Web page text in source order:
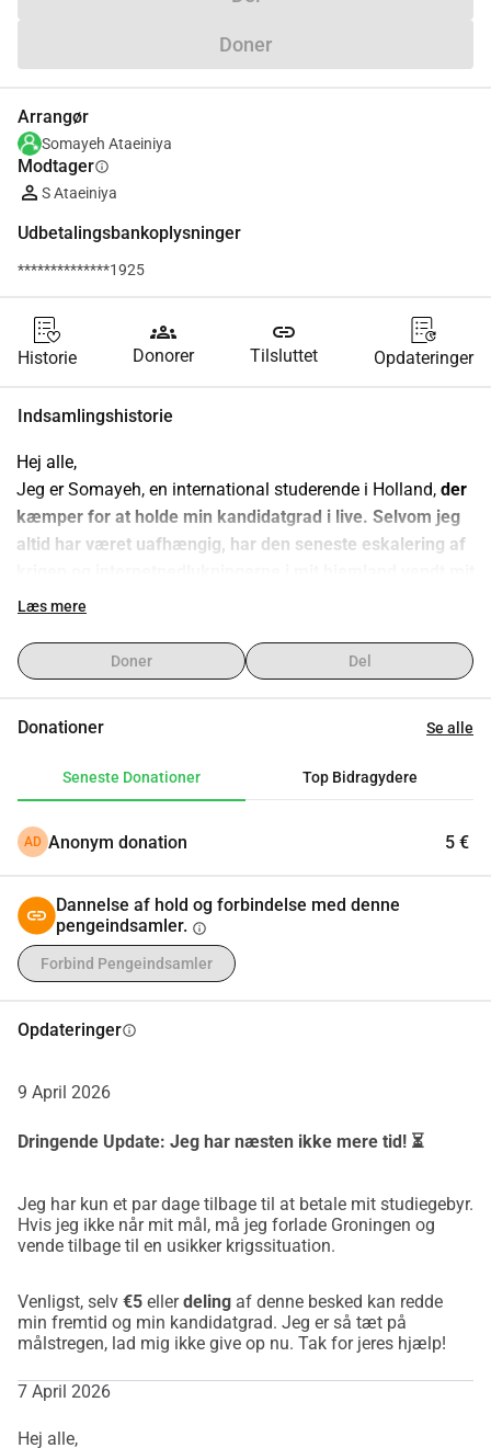
Doner
Arrangør
Somayeh Ataeiniya
Modtagerinfo
S Ataeiniya
Udbetalingsbankoplysninger
**************1925
Historie
groups
Donorer
link
Tilsluttet Opdateringer
Indsamlingshistorie
Hej alle,
​Jeg er Somayeh, en international studerende i Holland, der
kæmper for at holde min kandidatgrad i live. Selvom jeg
altid har været uafhængig, har den seneste eskalering af
liv på hovedet.
​I flere uger, har jeg ikke haft kontakt med min familie.
Den
følelsesmæssige belastning er tung, men den økonomiske
afhængig af, er blevet helt afbrudt på grund af krisen.
​Jeg arbejder i øjeblikket, men som international
grundlæggende leveomkostninger og husleje i Groningen.
undervisningsgebyr, jeg skylder Hanze Universitet.
​Min universitets frist nærmer sig hurtigt,
betaling risikerer jeg at miste alt, hvad jeg har arbejdet så
ønsker at afslutte sin uddannelse og bygge en sikker
Donér: Selv et lille beløb hjælper mig med at nå mit mål.
historie med dit netværk du kan være broen, der forbinder
mig med nogen, der kan hjælpe.
studerende i nød, når jeg er tilbage på benene.
​Med håb og taknemmelighed,
Læs mere
Doner Del
Donationer Se alle
Seneste Donationer Top Bidragydere
AD Anonym donation 5 €
Dannelse af hold og forbindelse med denne
pengeindsamler. info
Forbind Pengeindsamler
Opdateringerinfo
9 April 2026
Dringende Update: Jeg har næsten ikke mere tid! ⏳
Jeg har kun et par dage tilbage til at betale mit studiegebyr.
Hvis jeg ikke når mit mål, må jeg forlade Groningen og
vende tilbage til en usikker krigssituation.
​Venligst, selv €5 ellerdeling af denne besked kan redde
min fremtid og min kandidatgrad. Jeg er så tæt på
målstregen, lad mig ikke give op nu. Tak for jeres hjælp!
7 April 2026
Hej alle,